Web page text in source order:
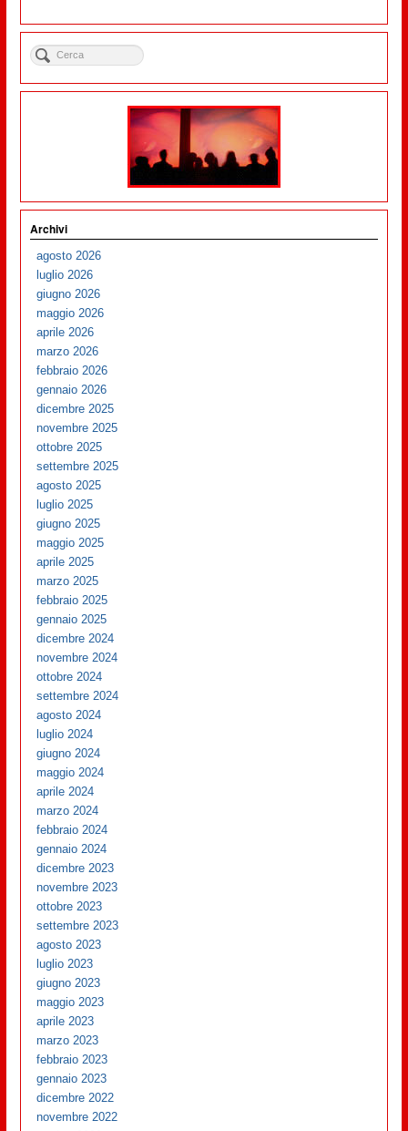
Archivi
agosto 2026
luglio 2026
giugno 2026
maggio 2026
aprile 2026
marzo 2026
febbraio 2026
gennaio 2026
dicembre 2025
novembre 2025
ottobre 2025
settembre 2025
agosto 2025
luglio 2025
giugno 2025
maggio 2025
aprile 2025
marzo 2025
febbraio 2025
gennaio 2025
dicembre 2024
novembre 2024
ottobre 2024
settembre 2024
agosto 2024
luglio 2024
giugno 2024
maggio 2024
aprile 2024
marzo 2024
febbraio 2024
gennaio 2024
dicembre 2023
novembre 2023
ottobre 2023
settembre 2023
agosto 2023
luglio 2023
giugno 2023
maggio 2023
aprile 2023
marzo 2023
febbraio 2023
gennaio 2023
dicembre 2022
novembre 2022